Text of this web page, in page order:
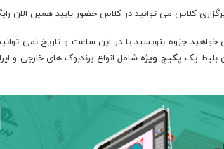
کلاس می توانید در کلاس حضور یابید همین الان
خواهید جزوه بنویسید یا در این ساعت و تاریخ نمی
بلیط یک پکیج ویژه شامل انواع برندبوک های خارجی و